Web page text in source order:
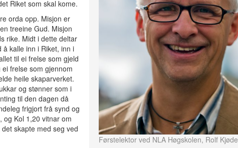
Førstelektor ved NLA Høgskolen, Rolf Kjøde
Riket som skal kome.
orda opp. Misjon er
treeine Gud. Misjon
rike. Midt i dette deltar
å kalle inn i Riket, inn i
til ei frelse som gjeld
frelse som gjennom
heile skaparverket.
og stønner som i
til den dagen då
frigjort frå synd og
og Kol 1,20 vitnar om
skapte med seg ved